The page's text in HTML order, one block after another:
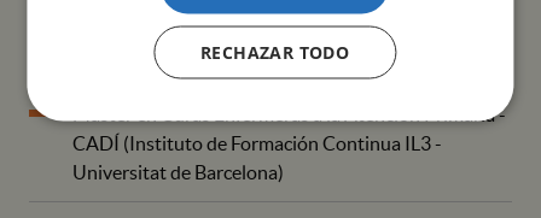
Máster Oficial en Dirección y Gestión de Enfermería
(Universidad Internacional de Valencia)
Máster en Curas Enfermeras a la Atención Primaria -
CADÍ (Instituto de Formación Continua IL3 -
Universitat de Barcelona)
RECHAZAR TODO